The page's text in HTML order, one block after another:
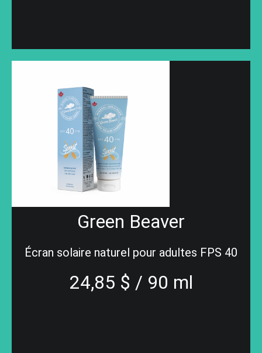
Green Beaver
Écran solaire naturel pour adultes FPS 40
24,85 $ / 90 ml